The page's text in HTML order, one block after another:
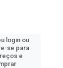
login ou
se para
e